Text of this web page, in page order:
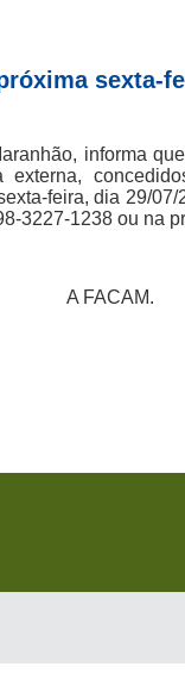
sexta-
informa
externa,
feira, dia 29/
3227-1238 ou na
A FACAM.